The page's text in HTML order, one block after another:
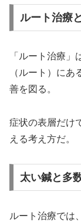
ルート治療
「ルート治療
（ルート）に
善を図る。
症状の表層だけ
える考え方だ。
太い鍼と多
ルート治療では